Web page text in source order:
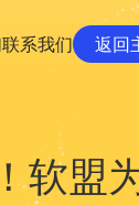
联系我们 返回
软盟